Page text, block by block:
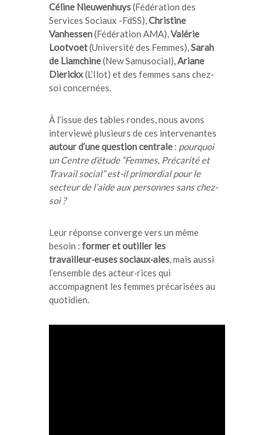
Céline Nieuwenhuys(Fédération des
Services Sociaux -FdSS),Christine
Vanhessen(Fédération AMA),Valérie
Lootvoet(Université des Femmes),Sarah
de Liamchine(New Samusocial),Ariane
Dierickx(L’Ilot) et des femmes sans chez-
soi concernées.
À l’issue des tables rondes, nous avons
interviewé plusieurs de ces intervenantes
autour d’une question centrale : pourquoi
un Centre d’étude “Femmes, Précarité et
Travail social” est-il primordial pour le
secteur de l’aide aux personnes sans chez-
soi ?
Leur réponse converge vers un même
besoin : former et outiller les
travailleur·euses sociaux·ales, mais aussi
l’ensemble des acteur·rices qui
accompagnent les femmes précarisées au
quotidien.